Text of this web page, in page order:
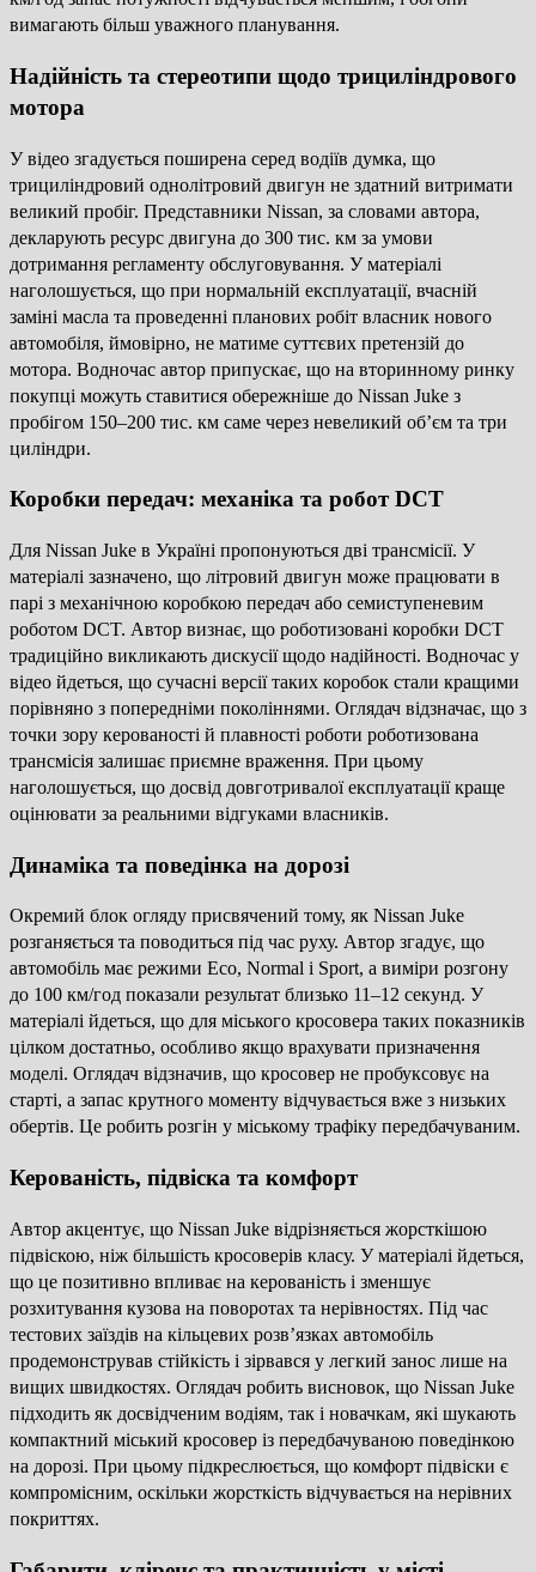
вимагають більш уважного планування.
Надійність та стереотипи щодо трициліндрового
мотора
У відео згадується поширена серед водіїв думка, що
трициліндровий однолітровий двигун не здатний витримати
великий пробіг. Представники Nissan, за словами автора,
декларують ресурс двигуна до 300 тис. км за умови
дотримання регламенту обслуговування. У матеріалі
наголошується, що при нормальній експлуатації, вчасній
заміні масла та проведенні планових робіт власник нового
автомобіля, ймовірно, не матиме суттєвих претензій до
мотора. Водночас автор припускає, що на вторинному ринку
покупці можуть ставитися обережніше до Nissan Juke з
пробігом 150–200 тис. км саме через невеликий об’єм та три
циліндри.
Коробки передач: механіка та робот DCT
Для Nissan Juke в Україні пропонуються дві трансмісії. У
матеріалі зазначено, що літровий двигун може працювати в
парі з механічною коробкою передач або семиступеневим
роботом DCT. Автор визнає, що роботизовані коробки DCT
традиційно викликають дискусії щодо надійності. Водночас у
відео йдеться, що сучасні версії таких коробок стали кращими
порівняно з попередніми поколіннями. Оглядач відзначає, що з
точки зору керованості й плавності роботи роботизована
трансмісія залишає приємне враження. При цьому
наголошується, що досвід довготривалої експлуатації краще
оцінювати за реальними відгуками власників.
Динаміка та поведінка на дорозі
Окремий блок огляду присвячений тому, як Nissan Juke
розганяється та поводиться під час руху. Автор згадує, що
автомобіль має режими Eco, Normal і Sport, а виміри розгону
до 100 км/год показали результат близько 11–12 секунд. У
матеріалі йдеться, що для міського кросовера таких показників
цілком достатньо, особливо якщо врахувати призначення
моделі. Оглядач відзначив, що кросовер не пробуксовує на
старті, а запас крутного моменту відчувається вже з низьких
обертів. Це робить розгін у міському трафіку передбачуваним.
Керованість, підвіска та комфорт
Автор акцентує, що Nissan Juke відрізняється жорсткішою
підвіскою, ніж більшість кросоверів класу. У матеріалі йдеться,
що це позитивно впливає на керованість і зменшує
розхитування кузова на поворотах та нерівностях. Під час
тестових заїздів на кільцевих розв’язках автомобіль
продемонстрував стійкість і зірвався у легкий занос лише на
вищих швидкостях. Оглядач робить висновок, що Nissan Juke
підходить як досвідченим водіям, так і новачкам, які шукають
компактний міський кросовер із передбачуваною поведінкою
на дорозі. При цьому підкреслюється, що комфорт підвіски є
компромісним, оскільки жорсткість відчувається на нерівних
покриттях.